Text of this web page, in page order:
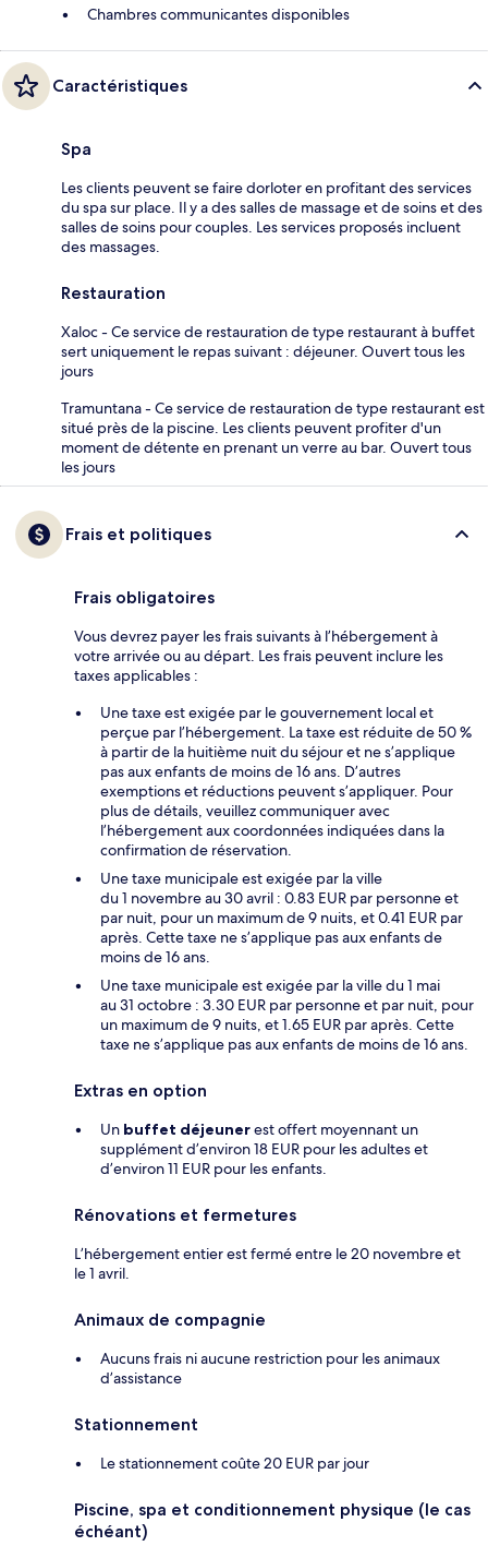
Chambres communicantes disponibles
Caractéristiques
Spa
Les clients peuvent se faire dorloter en profitant des services
du spa sur place. Il y a des salles de massage et de soins et des
salles de soins pour couples. Les services proposés incluent
des massages.
Restauration
Xaloc - Ce service de restauration de type restaurant à buffet
sert uniquement le repas suivant : déjeuner. Ouvert tous les
jours
Tramuntana - Ce service de restauration de type restaurant est
situé près de la piscine. Les clients peuvent profiter d'un
moment de détente en prenant un verre au bar. Ouvert tous
les jours
Frais et politiques
Frais obligatoires
Vous devrez payer les frais suivants à l’hébergement à
votre arrivée ou au départ. Les frais peuvent inclure les
taxes applicables :
Une taxe est exigée par le gouvernement local et
perçue par l’hébergement. La taxe est réduite de 50 %
à partir de la huitième nuit du séjour et ne s’applique
pas aux enfants de moins de 16 ans. D’autres
exemptions et réductions peuvent s’appliquer. Pour
plus de détails, veuillez communiquer avec
l’hébergement aux coordonnées indiquées dans la
confirmation de réservation.
Une taxe municipale est exigée par la ville
du 1 novembre au 30 avril : 0.83 EUR par personne et
par nuit, pour un maximum de 9 nuits, et 0.41 EUR par
après. Cette taxe ne s’applique pas aux enfants de
moins de 16 ans.
Une taxe municipale est exigée par la ville du 1 mai
au 31 octobre : 3.30 EUR par personne et par nuit, pour
un maximum de 9 nuits, et 1.65 EUR par après. Cette
taxe ne s’applique pas aux enfants de moins de 16 ans.
Extras en option
Un buffet déjeunerest offert moyennant un
supplément d’environ 18 EUR pour les adultes et
d’environ 11 EUR pour les enfants.
Rénovations et fermetures
L’hébergement entier est fermé entre le 20 novembre et
le 1 avril.
Animaux de compagnie
Aucuns frais ni aucune restriction pour les animaux
d’assistance
Stationnement
Le stationnement coûte 20 EUR par jour
Piscine, spa et conditionnement physique (le cas
échéant)